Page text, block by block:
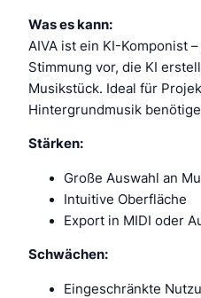
Was es kann:
AIVA ist ein KI-Komponist
Stimmung vor, die KI
Musikstück. Ideal für
Hintergrundmusik
Stärken:
Große Auswahl an
Intuitive Oberfläche
Export in MIDI oder
Schwächen:
Eingeschränkte